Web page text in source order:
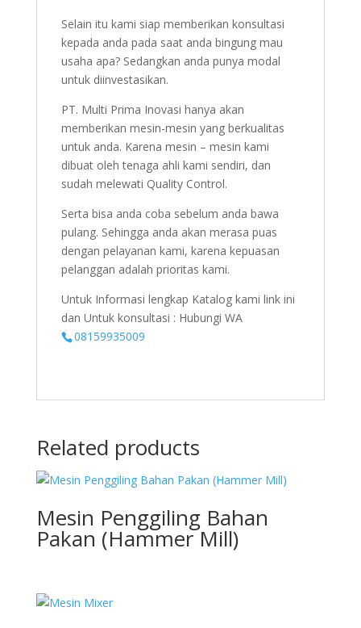
Selain itu kami siap memberikan konsultasi
kepada anda pada saat anda bingung mau
usaha apa? Sedangkan anda punya modal
untuk diinvestasikan.
PT. Multi Prima Inovasi hanya akan
memberikan mesin-mesin yang berkualitas
untuk anda. Karena mesin – mesin kami
dibuat oleh tenaga ahli kami sendiri, dan
sudah melewati Quality Control.
Serta bisa anda coba sebelum anda bawa
pulang. Sehingga anda akan merasa puas
dengan pelayanan kami, karena kepuasan
pelanggan adalah prioritas kami.
Untuk Informasi lengkap Katalog kami link ini
dan Untuk konsultasi : Hubungi WA
08159935009
Related products
Mesin Penggiling Bahan
Pakan (Hammer Mill)